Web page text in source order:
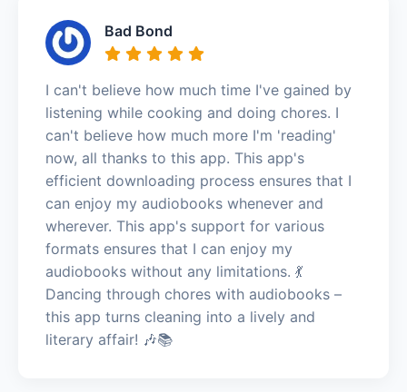
Bad Bond
I can't believe how much time I've gained by
listening while cooking and doing chores. I
can't believe how much more I'm 'reading'
now, all thanks to this app. This app's
efficient downloading process ensures that I
can enjoy my audiobooks whenever and
wherever. This app's support for various
formats ensures that I can enjoy my
audiobooks without any limitations. 💃
Dancing through chores with audiobooks –
this app turns cleaning into a lively and
literary affair! 🎶📚